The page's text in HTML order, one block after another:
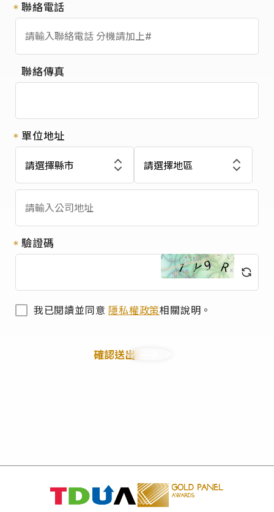
聯絡電話
聯絡傳真
單位地址
驗證碼
我已閱讀並同意 隱私權政策相關說明。
確認送出